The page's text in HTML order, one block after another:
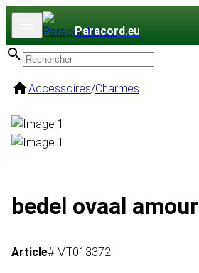
Paracord.eu
Accessoires/Charmes
bedel ovaal amour
Article# MT013372